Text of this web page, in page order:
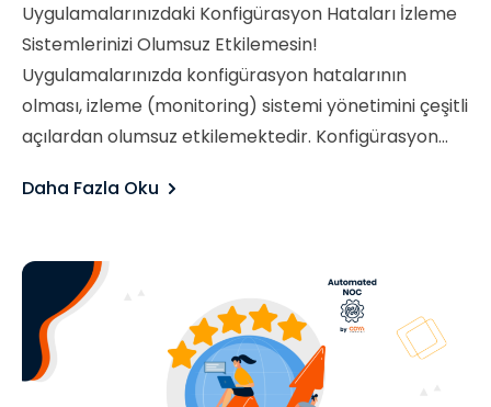
Uygulamalarınızdaki Konfigürasyon Hataları İzleme
Sistemlerinizi Olumsuz Etkilemesin!
Uygulamalarınızda konfigürasyon hatalarının
olması, izleme (monitoring) sistemi yönetimini çeşitli
açılardan olumsuz etkilemektedir. Konfigürasyon...
Daha Fazla Oku